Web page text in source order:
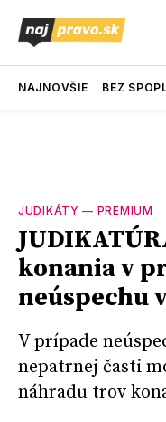
NAJNOVŠIE BEZ
JUDIKÁTY — PREMIUM
konania v
neúspechu
V prípade
nepatrnej časti
náhradu trov